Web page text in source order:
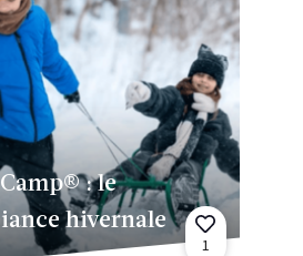
: le
hivernale
1